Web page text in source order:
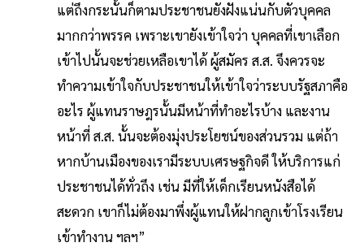
แต่ถึงกระนั้นก็ตามประชาชนยังฝังแน่นกับตัวบุคคล
มากกว่าพรรค เพราะเขายังเข้าใจว่า บุคคลที่เขาเลือก
เข้าไปนั้นจะช่วยเหลือเขาได้ ผู้สมัคร ส.ส. จึงควรจะ
ทำความเข้าใจกับประชาชนให้เข้าใจว่าระบบรัฐสภาคือ
อะไร ผู้แทนราษฎรนั้นมีหน้าที่ทำอะไรบ้าง และงาน
หน้าที่ ส.ส. นั้นจะต้องมุ่งประโยชน์ของส่วนรวม แต่ถ้า
หากบ้านเมืองของเรามีระบบเศรษฐกิจดี ให้บริการแก่
ประชาชนได้ทั่วถึง เช่น มีที่ให้เด็กเรียนหนังสือได้
สะดวก เขาก็ไม่ต้องมาพึ่งผู้แทนให้ฝากลูกเข้าโรงเรียน
เข้าทำงาน ฯลฯ”